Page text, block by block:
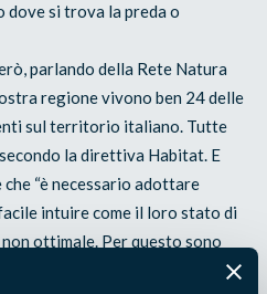
dove si trova la preda o
parlando della Rete Natura
regione vivono ben 24 delle
sul territorio italiano. Tutte
la direttiva Habitat. E
“è necessario adottare
intuire come il loro stato di
ottimale. Per questo sono